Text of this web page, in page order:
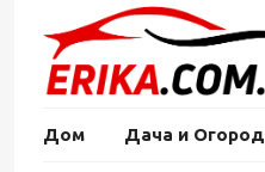
Дом Дача и Огород